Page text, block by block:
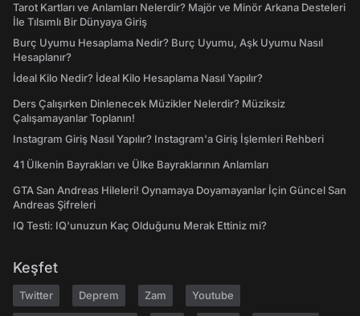
Tarot Kartları ve Anlamları Nelerdir? Majör ve Minör Arkana Desteleri
İle Tılsımlı Bir Dünyaya Giriş
Burç Uyumu Hesaplama Nedir? Burç Uyumu, Aşk Uyumu Nasıl
Hesaplanır?
İdeal Kilo Nedir? İdeal Kilo Hesaplama Nasıl Yapılır?
Ders Çalışırken Dinlenecek Müzikler Nelerdir? Müziksiz
Çalışamayanlar Toplanın!
Instagram Giriş Nasıl Yapılır? Instagram'a Giriş İşlemleri Rehberi
41 Ülkenin Bayrakları ve Ülke Bayraklarının Anlamları
GTA San Andreas Hileleri! Oynamaya Doyamayanlar İçin Güncel San
Andreas Şifreleri
IQ Testi: IQ'unuzun Kaç Olduğunu Merak Ettiniz mi?
Keşfet
Twitter Deprem Zam Youtube